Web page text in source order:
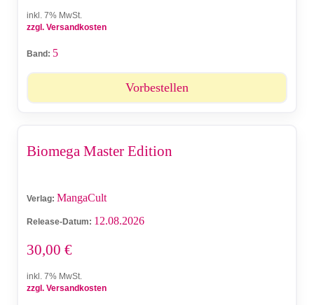
inkl. 7% MwSt.
zzgl. Versandkosten
Band: 5
Vorbestellen
Biomega Master Edition
Verlag: MangaCult
Release-Datum: 12.08.2026
30,00 €
inkl. 7% MwSt.
zzgl. Versandkosten